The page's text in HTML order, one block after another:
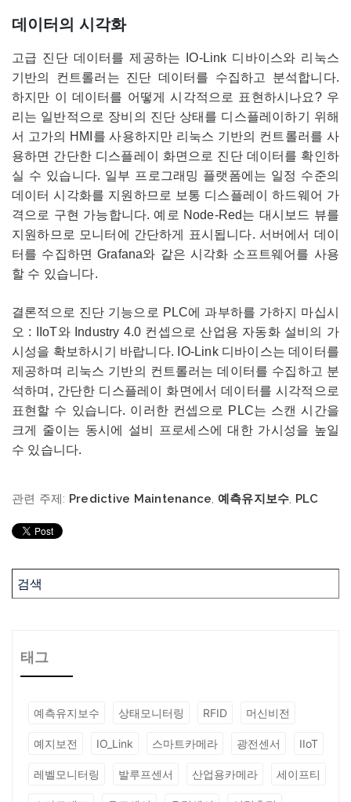
데이터의 시각화
고급 진단 데이터를 제공하는 IO-Link 디바이스와 리눅스
기반의 컨트롤러는 진단 데이터를 수집하고 분석합니다.
하지만 이 데이터를 어떻게 시각적으로 표현하시나요? 우
리는 일반적으로 장비의 진단 상태를 디스플레이하기 위해
서 고가의 HMI를 사용하지만 리눅스 기반의 컨트롤러를 사
용하면 간단한 디스플레이 화면으로 진단 데이터를 확인하
실 수 있습니다. 일부 프로그래밍 플랫폼에는 일정 수준의
데이터 시각화를 지원하므로 보통 디스플레이 하드웨어 가
격으로 구현 가능합니다. 예로 Node-Red는 대시보드 뷰를
지원하므로 모니터에 간단하게 표시됩니다. 서버에서 데이
터를 수집하면 Grafana와 같은 시각화 소프트웨어를 사용
할 수 있습니다.
결론적으로 진단 기능으로 PLC에 과부하를 가하지 마십시
오 : IIoT와 Industry 4.0 컨셉으로 산업용 자동화 설비의 가
시성을 확보하시기 바랍니다. IO-Link 디바이스는 데이터를
제공하며 리눅스 기반의 컨트롤러는 데이터를 수집하고 분
석하며, 간단한 디스플레이 화면에서 데이터를 시각적으로
표현할 수 있습니다. 이러한 컨셉으로 PLC는 스캔 시간을
크게 줄이는 동시에 설비 프로세스에 대한 가시성을 높일
수 있습니다.
관련 주제: Predictive Maintenance, 예측유지보수, PLC
태그
예측유지보수 상태모니터링 RFID 머신비전
예지보전 IO_Link 스마트카메라 광전센서 IIoT
레벨모니터링 발루프센서 산업용카메라 세이프티